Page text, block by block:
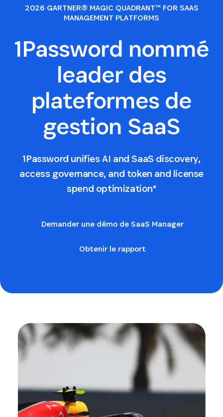
2026 GARTNER® MAGIC QUADRANT™ FOR SAAS
MANAGEMENT PLATFORMS
1Password nommé
leader des
plateformes de
gestion SaaS
1Password unifies AI and SaaS discovery,
access governance, and token and license
spend optimization*
Demander une démo de SaaS Manager
Obtenir le rapport